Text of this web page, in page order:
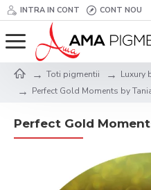
INTRA IN CONT CONT NOU
Toti pigmentii
Luxury
Perfect Gold Moments by
Perfect Gold